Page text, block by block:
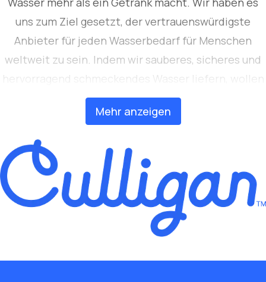
Mehr anzeigen
uns zum Ziel gesetzt, der vertrauenswürdigste
Anbieter für jeden Wasserbedarf für Menschen
weltweit zu sein. Indem wir sauberes, sicheres und
hervorragend schmeckendes Wasser liefern, wollen
wir eine echte Veränderung für die Gesundheit und
das Wohlbefinden von Menschen weltweit